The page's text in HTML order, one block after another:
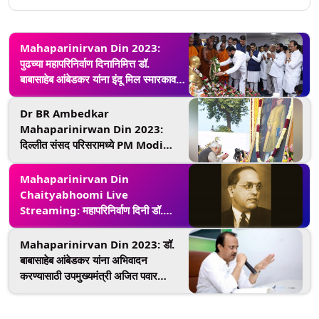
Mahaparinirvan Din 2023:
पुढच्या महापरिनिर्वाण दिनानिमित्त डॉ.
बाबासाहेब आंबेडकर यांना इंदू मिल स्मारकावर
अभिवादन करु, मुख्यमंत्र्यांचा विश्वास
Dr BR Ambedkar
Mahaparinirwan Din 2023:
दिल्लीत संसद परिसरामध्ये PM Modi
यांच्याकडून महामानवाला अभिवादन
(Watch Video)
Mahaparinirvan Din
Chaityabhoomi Live
Streaming: महापरिनिर्वाण दिनी डॉ.
बाबासाहेब आंबेडकर यांच्या स्मृतीला वंदन
करण्यासाठी चैत्यभूमीचे इथे पहा थेट दर्शन
Mahaparinirvan Din 2023: डॉ.
बाबासाहेब आंबेडकर यांना अभिवादन
करण्यासाठी उपमुख्यमंत्री अजित पवार